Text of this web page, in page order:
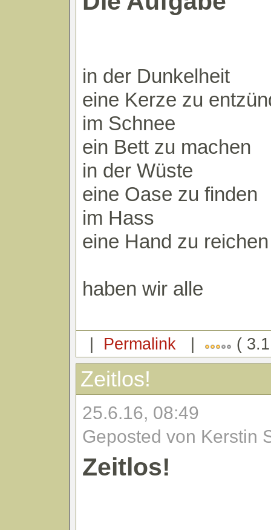
in der Dunkelheit
eine Kerze zu
im Schnee
ein Bett zu machen
in der Wüste
eine Oase zu finden
im Hass
eine Hand zu reichen
haben wir alle
| Permalink | (
Zeitlos!
25.6.16, 08:49
Geposted von Kerstin
Zeitlos!